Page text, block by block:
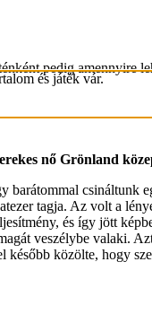
pedig amennyire
nő Grönland
csináltunk
tagja. Az volt a
és így jött
veszélybe valaki.
később közölte, hogy
és játék vár.